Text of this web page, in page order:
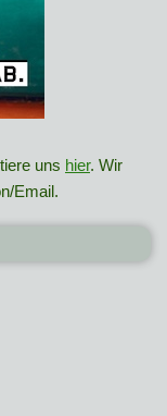
uns hier. Wir
Email.